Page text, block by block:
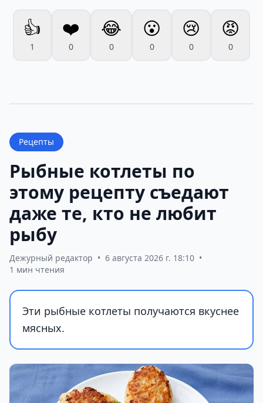
👍
1
❤️
0
😂
0
😮
0
😢
0
😡
0
Рецепты
Рыбные котлеты по
этому рецепту съедают
даже те, кто не любит
рыбу
Дежурный редактор • 6 августа 2026 г. 18:10 •
1 мин чтения
Эти рыбные котлеты получаются вкуснее
мясных.